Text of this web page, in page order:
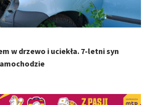
w drzewo i uciekła. 7-letni syn